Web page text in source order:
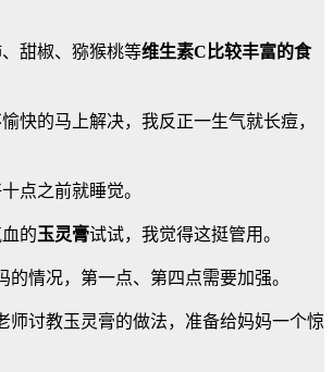
甜椒、猕猴桃等维生素C比较丰富的食
快的马上解决，我反正一生气就长痘，
点之前就睡觉。
的玉灵膏试试，我觉得这挺管用。
的情况，第一点、第四点需要加强。
师讨教玉灵膏的做法，准备给妈妈一个惊